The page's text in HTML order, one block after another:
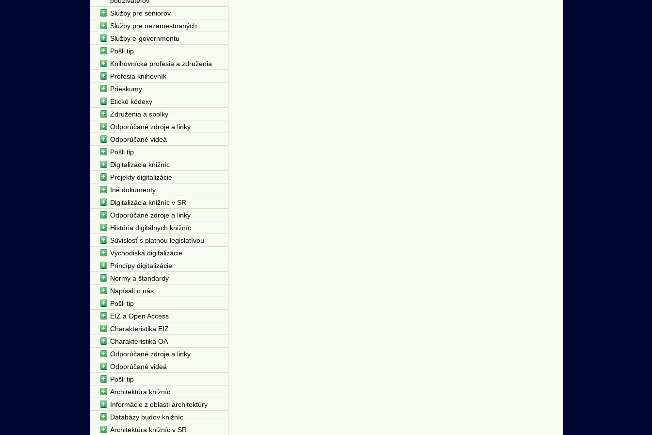
Služby pre seniorov
Služby pre nezamestnaných
Služby e-governmentu
Pošli tip
Knihovnícka profesia a združenia
Profesia knihovník
Prieskumy
Etické kódexy
Združenia a spolky
Odporúčané zdroje a linky
Odporúčané videá
Pošli tip
Digitalizácia knižníc
Projekty digitalizácie
Iné dokumenty
Digitalizácia knižníc v SR
Odporúčané zdroje a linky
História digitálnych knižníc
Súvislosť s platnou legislatívou
Východiská digitalizácie
Princípy digitalizácie
Normy a štandardy
Napísali o nás
Pošli tip
EIZ a Open Access
Charakteristika EIZ
Charakteristika OA
Odporúčané zdroje a linky
Odporúčané videá
Pošli tip
Architektúra knižníc
Informácie z oblasti architektúry
Databázy budov knižníc
Architektúra knižníc v SR